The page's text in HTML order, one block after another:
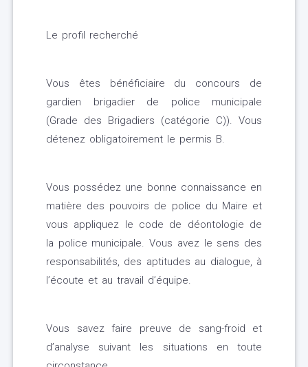
Le profil recherché
Vous êtes bénéficiaire du concours de
gardien brigadier de police municipale
(Grade des Brigadiers (catégorie C)). Vous
détenez obligatoirement le permis B.
Vous possédez une bonne connaissance en
matière des pouvoirs de police du Maire et
vous appliquez le code de déontologie de
la police municipale. Vous avez le sens des
responsabilités, des aptitudes au dialogue, à
l’écoute et au travail d’équipe.
Vous savez faire preuve de sang-froid et
d’analyse suivant les situations en toute